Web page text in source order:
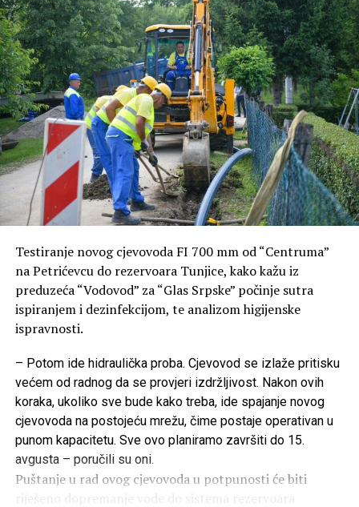
Testiranje novog cjevovoda FI 700 mm od “Centruma”
na Petrićevcu do rezervoara Tunjice, kako kažu iz
preduzeća “Vodovod” za “Glas Srpske” počinje sutra
ispiranjem i dezinfekcijom, te analizom higijenske
ispravnosti.
– Potom ide hidraulička proba. Cjevovod se izlaže pritisku
većem od radnog da se provjeri izdržljivost. Nakon ovih
koraka, ukoliko sve bude kako treba, ide spajanje novog
cjevovoda na postojeću mrežu, čime postaje operativan u
punom kapacitetu. Sve ovo planiramo završiti do 15.
avgusta – poručili su oni.
Puštanje u rad ovog cjevovoda u potpunosti će biti
riješeno dopremanje vode do sistema rezervoara